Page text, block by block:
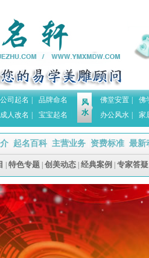
公司起名
品牌命名
成人改名
宝宝起名
风
水
佛堂安置
佛
办公风水
家
| 起名百科| 主营业务| 资费标准| 最新
特色专题| 创美动态| 经典案例 专家答疑